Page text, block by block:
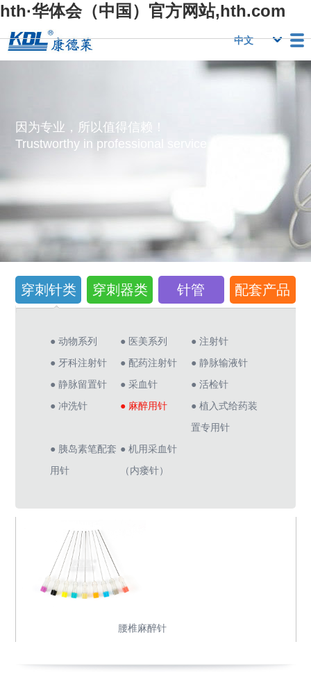
hth·华体会（中国）官方网站,hth.com
栏目
站,hth.com
站,hth.com
国）官方网
因为专业，所以值得信赖！
Trustworthy in professional service！
穿刺针类 穿刺器类 针管 配套产品
● 动物系列 ● 医美系列
● 注射针
● 牙科注射针
● 配药注射针
● 静脉输液针
● 静脉留置针
● 采血针
● 活检针
● 冲洗针
● 麻醉用针
● 植入式给药装
置专用针
● 胰岛素笔配套
用针
● 机用采血针
（内瘘针）
腰椎麻醉针